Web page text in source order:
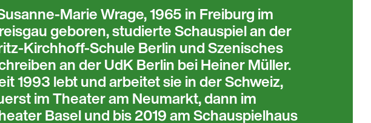
Marie Wrage, 1965 in Freiburg im
geboren, studierte Schauspiel an der
Kirchhoff-Schule Berlin und Szenisches
an der UdK Berlin bei Heiner Müller.
1993 lebt und arbeitet sie in der Schweiz,
im Theater am Neumarkt, dann im
Basel und bis 2019 am Schauspielhaus